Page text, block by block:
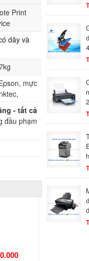
Print
dây và
mực
- tất cả
đầu phạm